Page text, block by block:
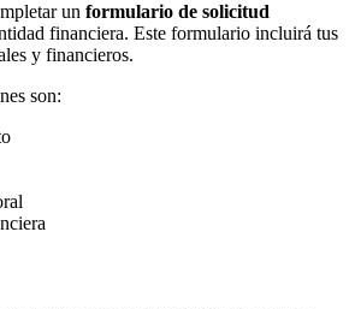
un formulario de solicitud
financiera. Este formulario incluirá tus
y financieros.
son: